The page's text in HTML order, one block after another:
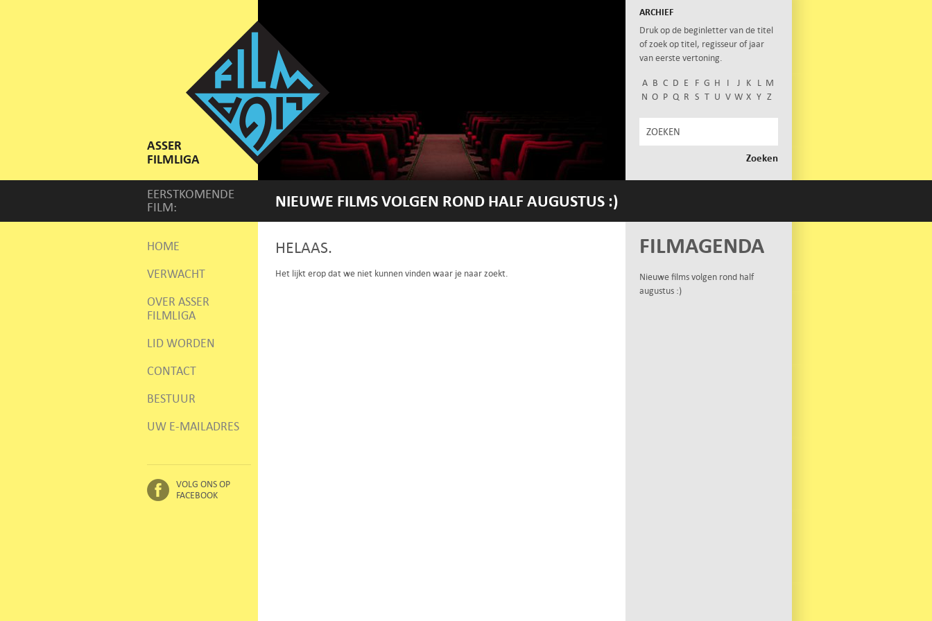
ASSER
FILMLIGA
ARCHIEF
Druk op de beginletter van de titel
of zoek op titel, regisseur of jaar
van eerste vertoning.
A B C D E F G H I J K L M
N O P Q R S T U V W X Y Z
EERSTKOMENDE
FILM:
NIEUWE FILMS VOLGEN ROND HALF AUGUSTUS :)
HOME
VERWACHT
OVER ASSER
FILMLIGA
LID WORDEN
CONTACT
BESTUUR
UW E-MAILADRES
VOLG ONS OP
FACEBOOK
HELAAS.
Het lijkt erop dat we niet kunnen vinden waar je naar zoekt.
FILMAGENDA
Nieuwe films volgen rond half
augustus :)